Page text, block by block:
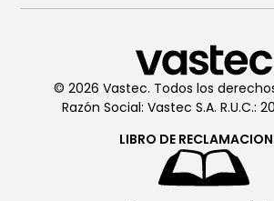
© 2026 Vastec. Todos los
Razón Social: Vastec S.A. R.U.C.:
LIBRO DE